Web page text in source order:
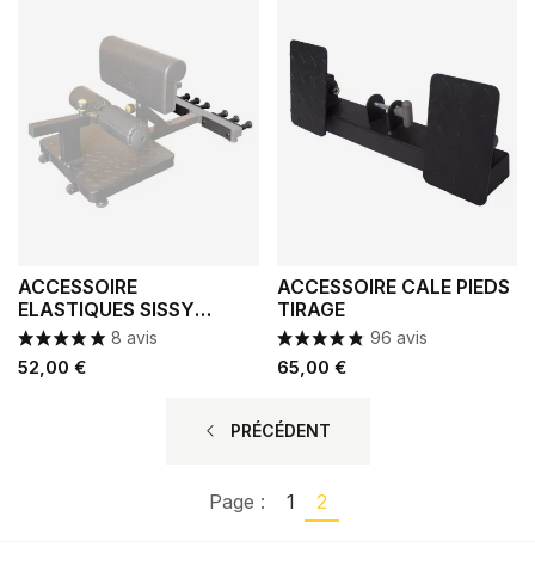
ACCESSOIRE
ELASTIQUES SISSY
SQUAT
8 avis
Prix
52,00 €
ACCESSOIRE CALE PIEDS
TIRAGE
96 avis
Prix
65,00 €
PRÉCÉDENT
Page : 1 2